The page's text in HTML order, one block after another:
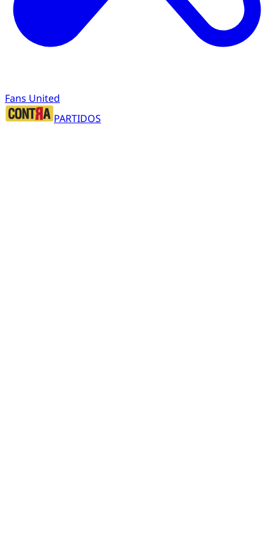
Fans United
PARTIDOS